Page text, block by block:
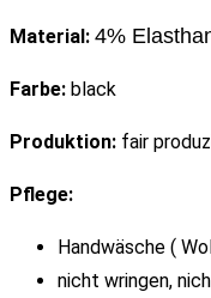
Material: 4%
Farbe: black
Produktion: fair
Pflege:
Handwäsche (
nicht wringen,